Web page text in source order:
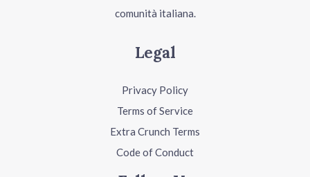
comunità italiana.
Legal
Privacy Policy
Terms of Service
Extra Crunch Terms
Code of Conduct